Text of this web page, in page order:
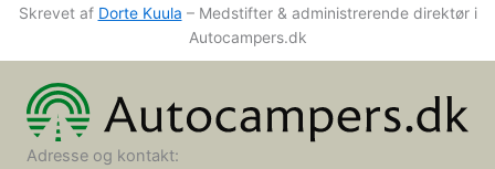
Skrevet af Dorte Kuula – Medstifter & administrerende direktør i
Autocampers.dk
Adresse og kontakt: